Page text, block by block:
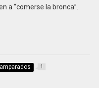
a “comerse la bronca”.
1